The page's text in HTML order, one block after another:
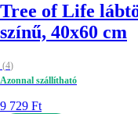
Tree of Life
színű, 40x60 cm
(4)
Azonnal szállítható
9 729 Ft